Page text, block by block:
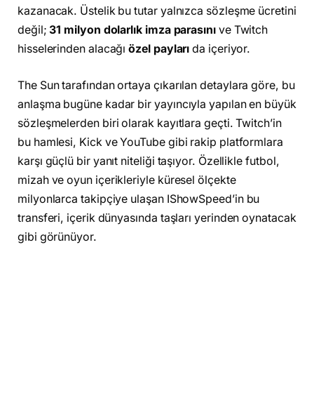
kazanacak. Üstelik bu tutar yalnızca sözleşme ücretini
değil;31 milyon dolarlık imza parasınıve Twitch
hisselerinden alacağıözel payları da içeriyor.
The Sun tarafından ortaya çıkarılan detaylara göre, bu
anlaşma bugüne kadar bir yayıncıyla yapılan en büyük
sözleşmelerden biri olarak kayıtlara geçti. Twitch’in
bu hamlesi, Kick ve YouTube gibi rakip platformlara
karşı güçlü bir yanıt niteliği taşıyor. Özellikle futbol,
mizah ve oyun içerikleriyle küresel ölçekte
milyonlarca takipçiye ulaşan IShowSpeed’in bu
transferi, içerik dünyasında taşları yerinden oynatacak
gibi görünüyor.